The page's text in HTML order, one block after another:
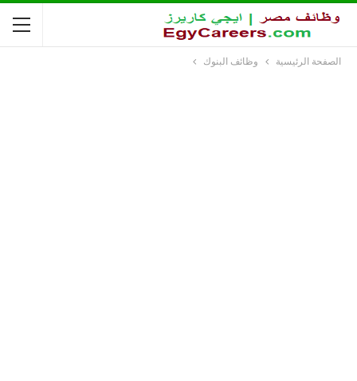
الصفحة الرئيسية وظائف البنوك